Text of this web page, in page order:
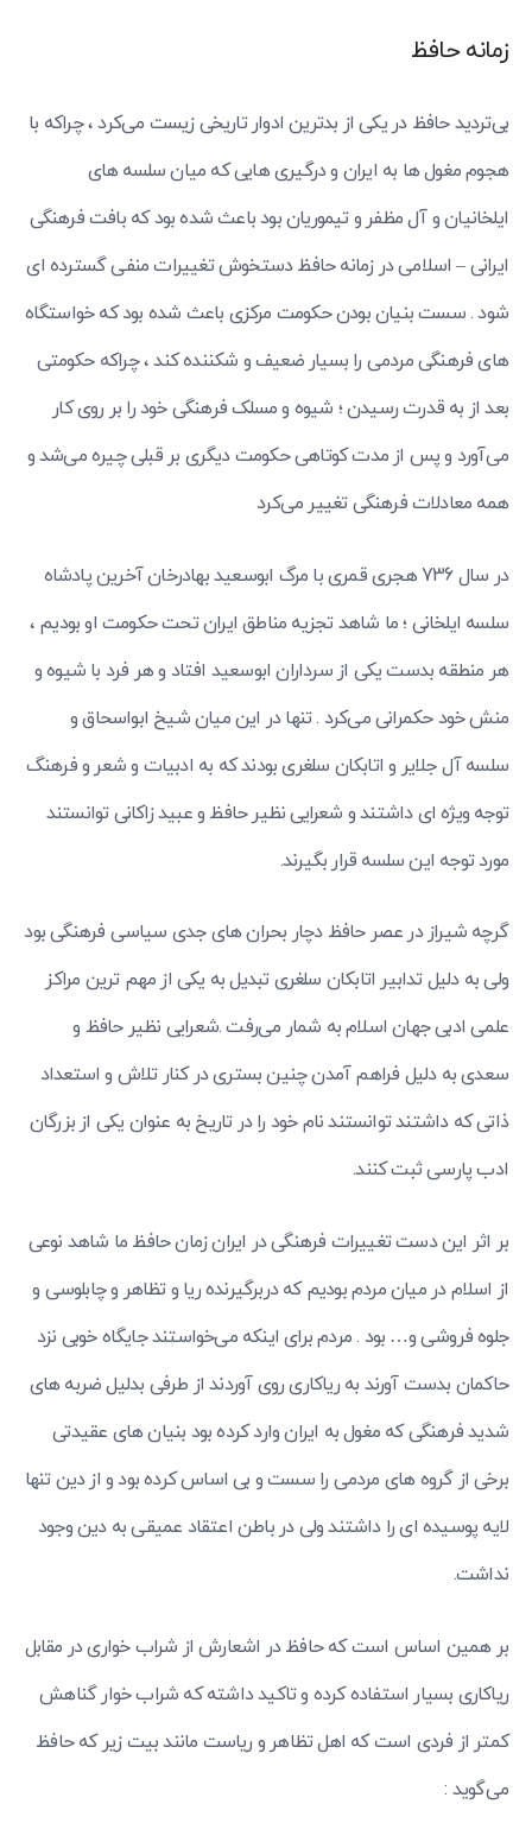
زمانه حافظ
‌بی‌تردید حافظ در یکی از بدترین ادوار تاریخی زیست می‌کرد ، چراکه با
هجوم مغول ها به ایران و درگیری هایی که میان سلسه های
ایلخانیان و آل مظفر و تیموریان بود باعث شده بود که بافت فرهنگی
ایرانی – اسلامی در زمانه حافظ دستخوش تغییرات منفی گسترده ای
شود . سست بنیان بودن حکومت مرکزی باعث شده بود که خواستگاه
های فرهنگی مردمی را بسیار ضعیف و شکننده کند ، چراکه حکومتی
بعد از به قدرت رسیدن ؛ شیوه و مسلک فرهنگی خود را بر روی کار
می‌آورد و پس از مدت کوتاهی حکومت دیگری بر قبلی چیره می‌شد و
همه معادلات فرهنگی تغییر می‌کرد
در سال 736 هجری قمری با مرگ ابوسعید بهادرخان آخرین پادشاه
سلسه ایلخانی ؛ ما شاهد تجزیه مناطق ایران تحت حکومت او بودیم ،
هر منطقه بدست یکی از سرداران ابوسعید افتاد و هر فرد با شیوه و
منش خود حکمرانی می‌کرد . تنها در این میان شیخ ابواسحاق و
سلسه آل جلایر و اتابکان سلغری بودند که به ادبیات و شعر و فرهنگ
توجه ویژه ای داشتند و شعرایی نظیر حافظ و عبید زاکانی توانستند
مورد توجه این سلسه قرار بگیرند.
گرچه شیراز در عصر حافظ دچار بحران های جدی سیاسی فرهنگی بود
ولی به دلیل تدابیر اتابکان سلغری تبدیل به یکی از مهم ترین مراکز
علمی ادبی جهان اسلام به شمار می‌رفت .شعرایی نظیر حافظ و
سعدی به دلیل فراهم آمدن چنین بستری در کنار تلاش و استعداد
ذاتی که داشتند توانستند نام خود را در تاریخ به عنوان یکی از بزرگان
ادب پارسی ثبت کنند.
بر اثر این دست تغییرات فرهنگی در ایران زمان حافظ ما شاهد نوعی
از اسلام در میان مردم بودیم که دربرگیرنده ریا و تظاهر و چابلوسی و
جلوه فروشی و… بود . مردم برای اینکه می‌خواستند جایگاه خوبی نزد
حاکمان بدست آورند به ریاکاری روی آوردند از طرفی بدلیل ضربه های
شدید فرهنگی که مغول به ایران وارد کرده بود بنیان های عقیدتی
برخی از گروه های مردمی را سست و بی اساس کرده بود و از دین تنها
لایه پوسیده ای را داشتند ولی در باطن اعتقاد عمیقی به دین وجود
نداشت.
بر همین اساس است که حافظ در اشعارش از شراب خواری در مقابل
ریاکاری بسیار استفاده کرده و تاکید داشته که شراب خوار گناهش
کمتر از فردی است که اهل تظاهر و ریاست مانند بیت زیر که حافظ
می‌گوید :